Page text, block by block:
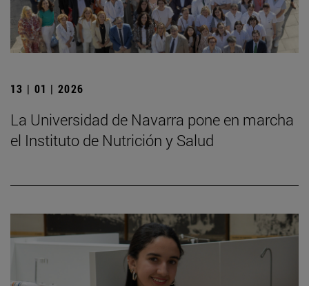
13 | 01 | 2026
La Universidad de Navarra pone en marcha
el Instituto de Nutrición y Salud